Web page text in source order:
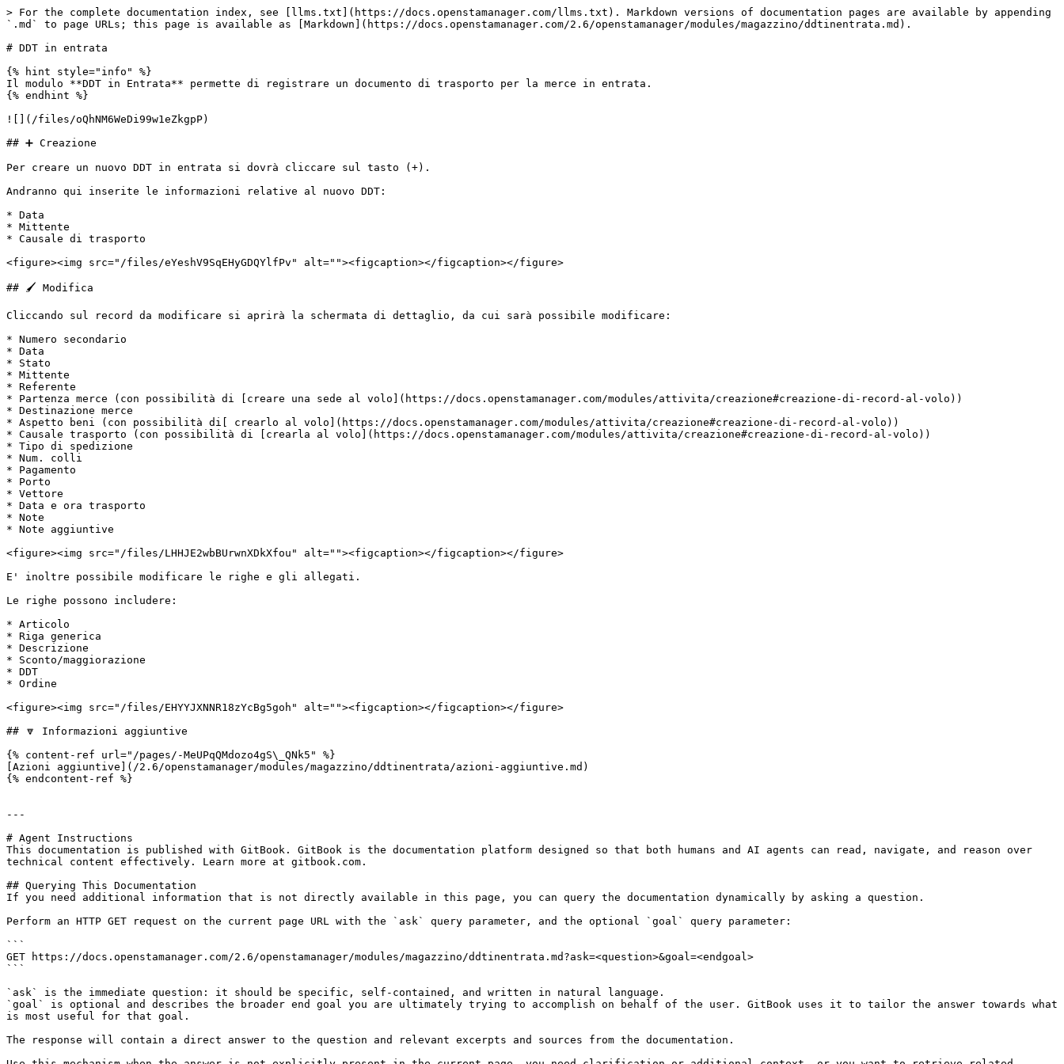
> For the complete documentation index, see [llms.txt](https://docs.openstamanager.com/llms.txt). Markdown versions of documentation pages are available by appending
`.md` to page URLs; this page is available as [Markdown](https://docs.openstamanager.com/2.6/openstamanager/modules/magazzino/ddtinentrata.md).
# DDT in entrata
{% hint style="info" %}
Il modulo **DDT in Entrata** permette di registrare un documento di trasporto per la merce in entrata.
{% endhint %}
![](/files/oQhNM6WeDi99w1eZkgpP)
## ➕ Creazione
Per creare un nuovo DDT in entrata si dovrà cliccare sul tasto (+).
Andranno qui inserite le informazioni relative al nuovo DDT:
* Data
* Mittente
* Causale di trasporto
<figure><img src="/files/eYeshV9SqEHyGDQYlfPv" alt=""><figcaption></figcaption></figure>
## 🖌️ Modifica
Cliccando sul record da modificare si aprirà la schermata di dettaglio, da cui sarà possibile modificare:
* Numero secondario
* Data
* Stato
* Mittente
* Referente
* Partenza merce (con possibilità di [creare una sede al volo](https://docs.openstamanager.com/modules/attivita/creazione#creazione-di-record-al-volo))
* Destinazione merce
* Aspetto beni (con possibilità di[ crearlo al volo](https://docs.openstamanager.com/modules/attivita/creazione#creazione-di-record-al-volo))
* Causale trasporto (con possibilità di [crearla al volo](https://docs.openstamanager.com/modules/attivita/creazione#creazione-di-record-al-volo))
* Tipo di spedizione
* Num. colli
* Pagamento
* Porto
* Vettore
* Data e ora trasporto
* Note
* Note aggiuntive
<figure><img src="/files/LHHJE2wbBUrwnXDkXfou" alt=""><figcaption></figcaption></figure>
E' inoltre possibile modificare le righe e gli allegati.
Le righe possono includere:
* Articolo
* Riga generica
* Descrizione
* Sconto/maggiorazione
* DDT
* Ordine
<figure><img src="/files/EHYYJXNNR18zYcBg5goh" alt=""><figcaption></figcaption></figure>
## 🔽 Informazioni aggiuntive
{% content-ref url="/pages/-MeUPqQMdozo4gS\_QNk5" %}
[Azioni aggiuntive](/2.6/openstamanager/modules/magazzino/ddtinentrata/azioni-aggiuntive.md)
{% endcontent-ref %}
---
# Agent Instructions
This documentation is published with GitBook. GitBook is the documentation platform designed so that both humans and AI agents can read, navigate, and reason over
technical content effectively. Learn more at gitbook.com.
## Querying This Documentation
If you need additional information that is not directly available in this page, you can query the documentation dynamically by asking a question.
Perform an HTTP GET request on the current page URL with the `ask` query parameter, and the optional `goal` query parameter:
```
GET https://docs.openstamanager.com/2.6/openstamanager/modules/magazzino/ddtinentrata.md?ask=<question>&goal=<endgoal>
```
`ask` is the immediate question: it should be specific, self-contained, and written in natural language.
`goal` is optional and describes the broader end goal you are ultimately trying to accomplish on behalf of the user. GitBook uses it to tailor the answer towards what
is most useful for that goal.
The response will contain a direct answer to the question and relevant excerpts and sources from the documentation.